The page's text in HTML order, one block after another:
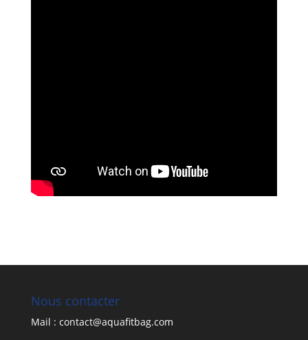
Nous contacter
Mail : contact@aquafitbag.com